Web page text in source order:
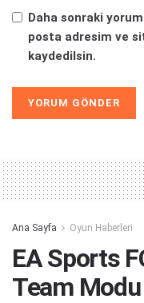
Daha sonraki
posta adresim ve
kaydedilsin.
Ana Sayfa Oyun Haberleri
EA Sports
Team Modu